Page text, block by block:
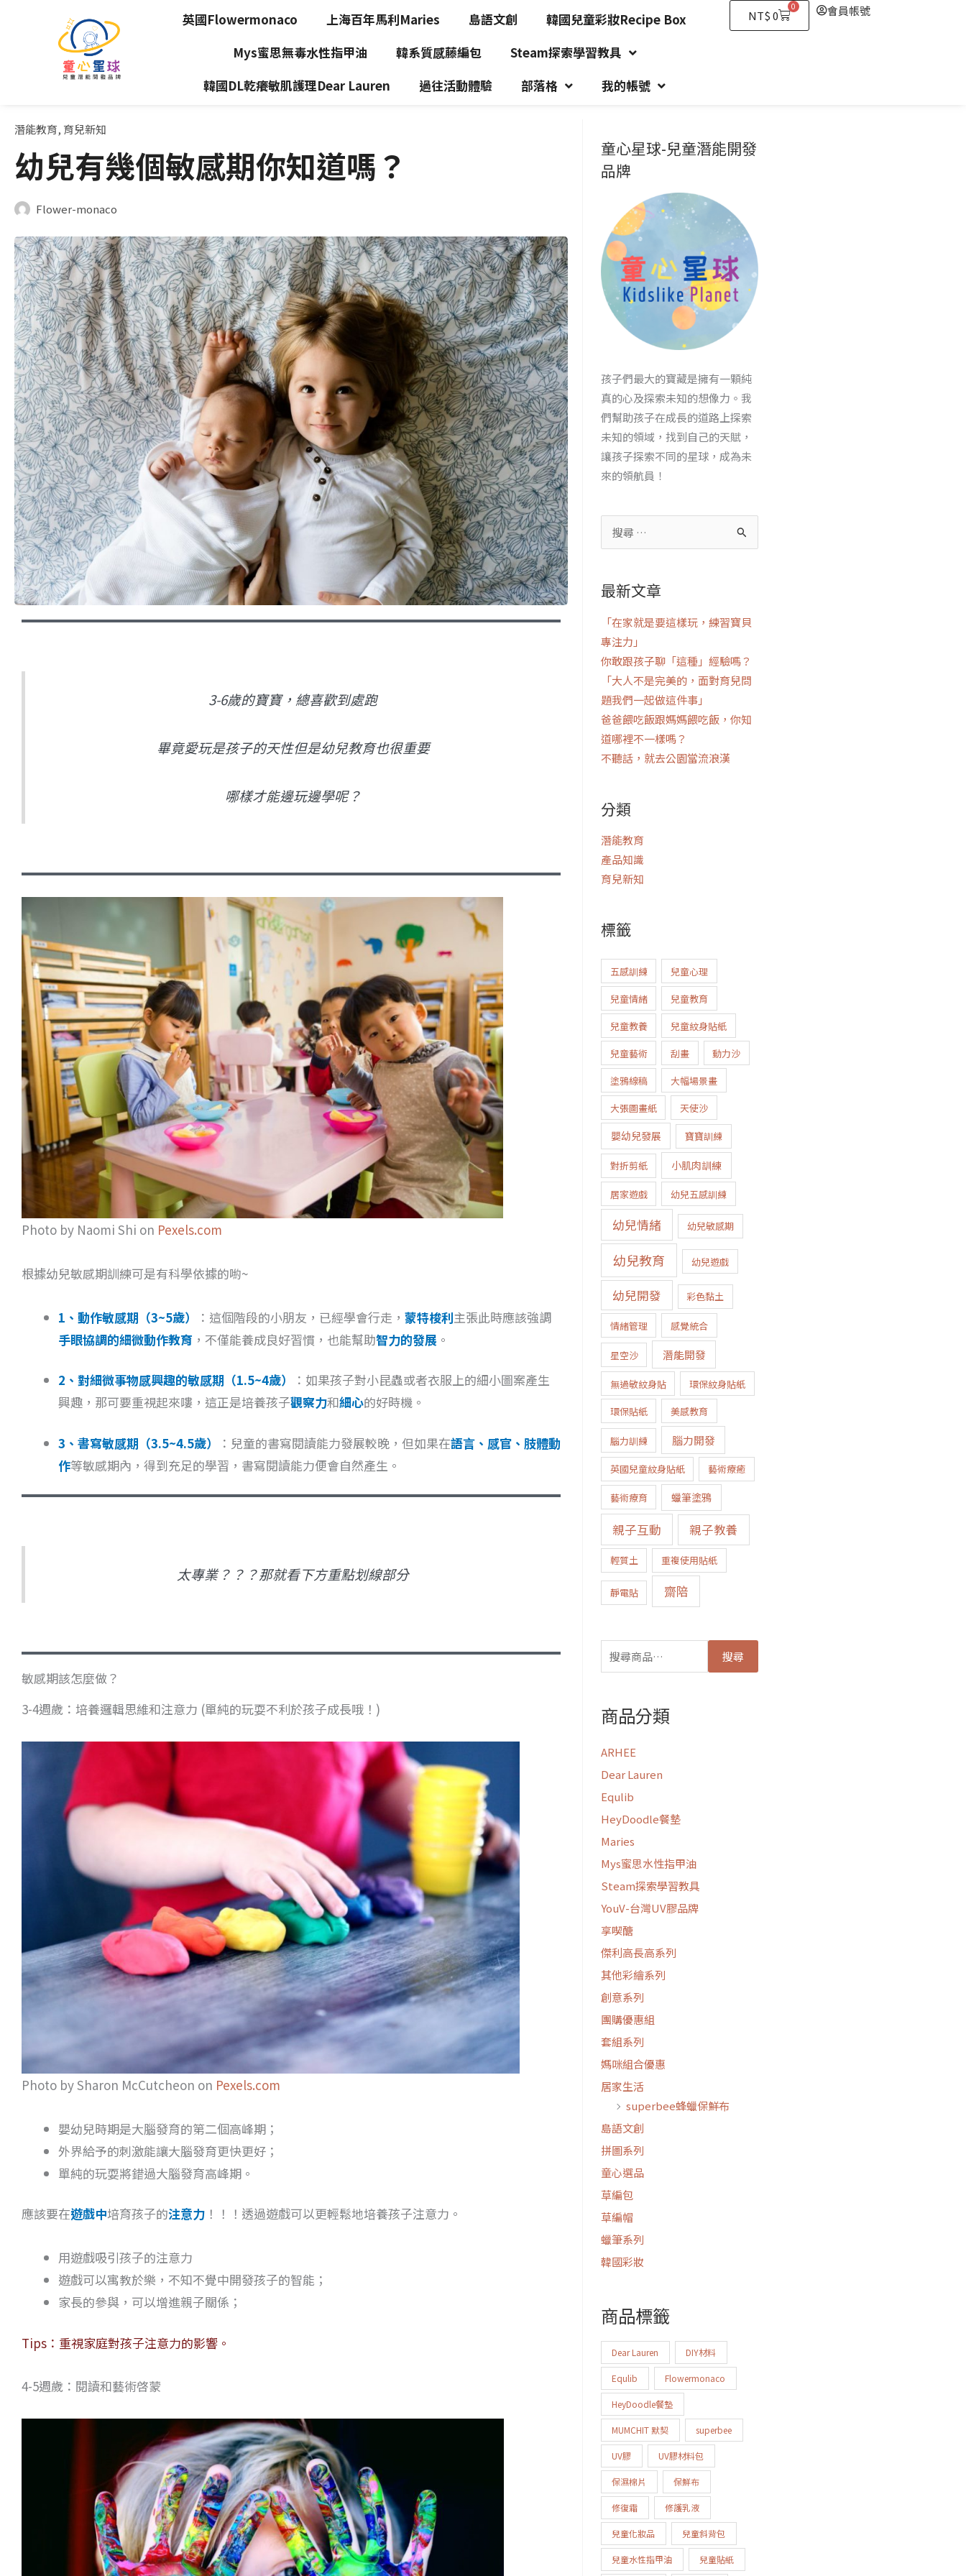
英國Flowermonaco 上海百年馬利Maries 島語文創
韓國兒童彩妝Recipe Box
Mys蜜思無毒水性指甲油
韓系質感藤編包
Steam探索學習教具
韓國DL乾癢敏肌護理Dear Lauren
過往活動體驗 部落格 我的帳號
NT$ 0
0
購
物
會員帳號
潛能教育, 育兒新知
幼兒有幾個敏感期你知道嗎？
Flower-monaco
3-6歲的寶寶，總喜歡到處跑
畢竟愛玩是孩子的天性但是幼兒教育也很重要
哪樣才能邊玩邊學呢？
Photo by Naomi Shi on Pexels.com
根據幼兒敏感期訓練可是有科學依據的喲~
1、動作敏感期（3~5歲） ：這個階段的小朋友，已經學會行走， 蒙特梭利主張此時應該強調
手眼協調的細微動作教育 ，不僅能養成良好習慣，也能幫助智力的發展 。
2、對細微事物感興趣的敏感期（1.5~4歲）
：如果孩子對小昆蟲或者衣服上的細小圖案產生
興趣，那可要重視起來嘍，這正是培養孩子觀察力和細心的好時機。
3、書寫敏感期（3.5~4.5歲） ：兒童的書寫閱讀能力發展較晚，但如果在語言、感官、肢體動
作等敏感期內，得到充足的學習，書寫閱讀能力便會自然產生。
太專業？？？那就看下方重點划線部分
敏感期該怎麼做？
3-4週歲：培養邏輯思維和注意力 (單純的玩耍不利於孩子成長哦！)
Photo by Sharon McCutcheon on Pexels.com
嬰幼兒時期是大腦發育的第二個高峰期；
外界給予的刺激能讓大腦發育更快更好；
單純的玩耍將錯過大腦發育高峰期。
應該要在遊戲中培育孩子的注意力 ！！！透過遊戲可以更輕鬆地培養孩子注意力。
用遊戲吸引孩子的注意力
遊戲可以寓教於樂，不知不覺中開發孩子的智能；
家長的參與，可以增進親子關係；
Tips：重視家庭對孩子注意力的影響。
4-5週歲：閱讀和藝術啓蒙
童心星球-兒童潛能開發
品牌
孩子們最大的寶藏是擁有一顆純
真的心及探索未知的想像力。我
們幫助孩子在成長的道路上探索
未知的領域，找到自己的天賦，
讓孩子探索不同的星球，成為未
來的領航員！
最新文章
「在家就是要這樣玩，練習寶貝
專注力」
你敢跟孩子聊「這種」經驗嗎？
「大人不是完美的，面對育兒問
題我們一起做這件事」
爸爸餵吃飯跟媽媽餵吃飯，你知
道哪裡不一樣嗎？
不聽話，就去公園當流浪漢
分類
潛能教育
產品知識
育兒新知
標籤
五感訓練
兒童心理
兒童情緒
兒童教育
兒童教養
兒童紋身貼紙
兒童藝術
刮畫
動力沙
塗鴉線稿
大幅場景畫
大張圖畫紙
天使沙
嬰幼兒發展 寶寶訓練
對折剪紙 小肌肉訓練
居家遊戲 幼兒五感訓練
幼兒情緒 幼兒敏感期
幼兒教育 幼兒遊戲
幼兒開發 彩色黏土
情緒管理 感覺統合
星空沙 潛能開發
無過敏紋身貼
環保紋身貼紙
環保貼紙
美感教育
腦力訓練 腦力開發
英國兒童紋身貼紙 藝術療癒
藝術療育 蠟筆塗鴉
親子互動 親子教養
輕質土 重複使用貼紙
靜電貼 齋陪
搜尋
商品分類
ARHEE
Dear Lauren
Equlib
HeyDoodle餐墊
Maries
Mys蜜思水性指甲油
Steam探索學習教具
YouV-台灣UV膠品牌
享喫醣
傑利高長高系列
其他彩繪系列
創意系列
團購優惠組
套組系列
媽咪組合優惠
居家生活
superbee蜂蠟保鮮布
島語文創
拼圖系列
童心選品
草編包
草編帽
蠟筆系列
韓國彩妝
商品標籤
Dear Lauren DIY材料
Equlib Flowermonaco
HeyDoodle餐墊
MUMCHIT 默契 superbee
UV膠 UV膠材料包
保濕棉片 保鮮布
修復霜 修護乳液
兒童化妝品 兒童斜背包
兒童水性指甲油 兒童貼紙